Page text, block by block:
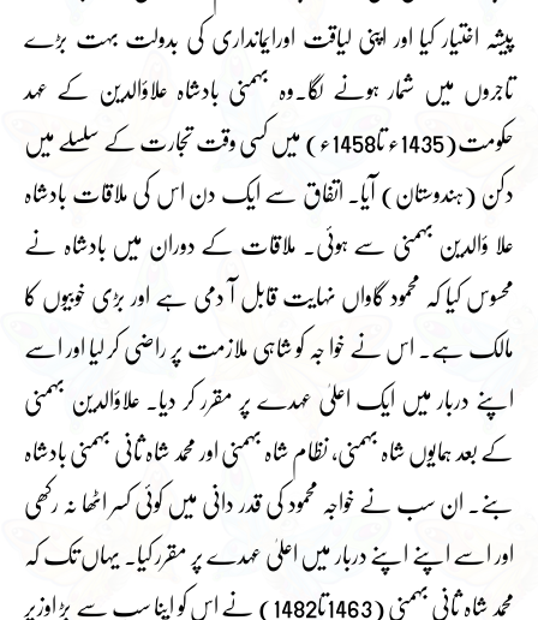
پیشہ اختیار کیا اور اپنی لیاقت اورایمانداری کی بدولت بہت بڑے
تاجروں میں شمار ہونے لگا۔وہ بہمنی بادشاہ علاؤالدین کے عہد
حکومت(1435ء تا1458ء) میں کسی وقت تجارت کے سلسلے میں
دکن (ہندوستان) آیا۔ اتفاق سے ایک دن اس کی ملاقات بادشاہ
علا ؤالدین بہمنی سے ہوئی۔ ملاقات کے دوران میں بادشاہ نے
محسوس کیا کہ محمود گاواں نہایت قابل آ دمی ہے اور بڑی خوبیوں کا
مالک ہے۔ اس نے خوا جہ کو شاہی ملازمت پر راضی کر لیا اور اسے
اپنے دربار میں ایک اعلیٰ عہدے پر مقرر کر دیا۔ علاؤالدین بہمنی
کے بعد ہمایوں شاہ بہمنی، نظام شاہ بہمنی اور محمد شاہ ثانی بہمنی بادشاہ
بنے۔ ان سب نے خواجہ محمود کی قدر دانی میں کوئی کسر اٹھا نہ رکھی
اور اسے اپنے اپنے دربار میں اعلیٰ عہدے پر مقرر کیا۔ یہاں تک کہ
محمد شاہ ثانی بہمنی (1463تا1482) نے اس کو اپنا سب سے بڑ اوزیر